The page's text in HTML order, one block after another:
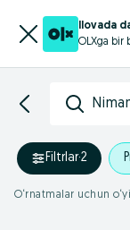
Ilovada
OLXga bir
Filtrlar·2
O‘rnatmalar uchun